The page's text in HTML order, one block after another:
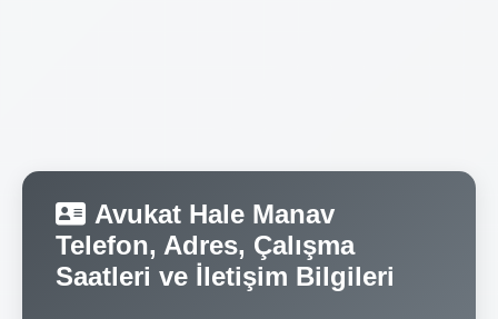
Avukat Hale Manav
Telefon, Adres, Çalışma
Saatleri ve İletişim Bilgileri